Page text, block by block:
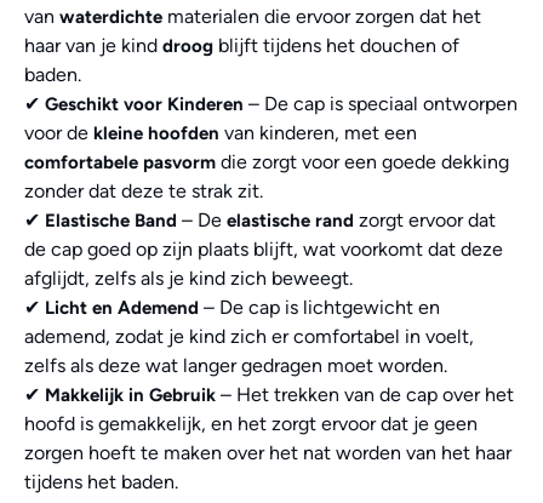
van waterdichte materialen die ervoor zorgen dat het
haar van je kind droog blijft tijdens het douchen of
baden.
✔ Geschikt voor Kinderen – De cap is speciaal ontworpen
voor de kleine hoofden van kinderen, met een
comfortabele pasvorm die zorgt voor een goede dekking
zonder dat deze te strak zit.
✔ Elastische Band – De elastische rand zorgt ervoor dat
de cap goed op zijn plaats blijft, wat voorkomt dat deze
afglijdt, zelfs als je kind zich beweegt.
✔ Licht en Ademend – De cap is lichtgewicht en
ademend, zodat je kind zich er comfortabel in voelt,
zelfs als deze wat langer gedragen moet worden.
✔ Makkelijk in Gebruik – Het trekken van de cap over het
hoofd is gemakkelijk, en het zorgt ervoor dat je geen
zorgen hoeft te maken over het nat worden van het haar
tijdens het baden.